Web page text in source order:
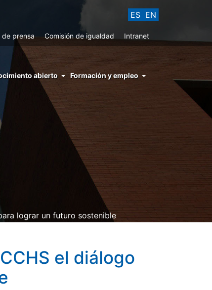
ES EN
de prensa Comisión de igualdad Intranet
abierto Formación y empleo
lograr un futuro sostenible
el diálogo